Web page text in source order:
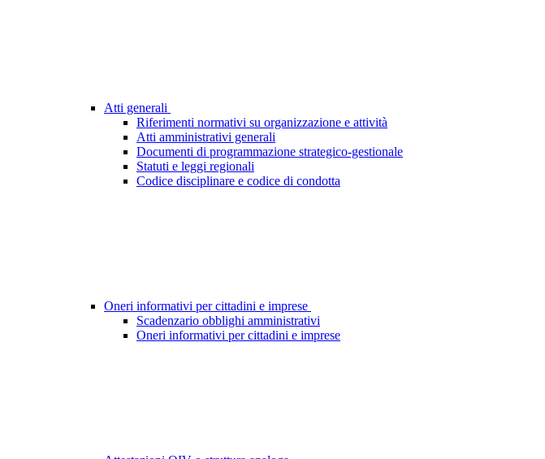
Atti generali
Riferimenti normativi su organizzazione e attività
Atti amministrativi generali
Documenti di programmazione strategico-gestionale
Statuti e leggi regionali
Codice disciplinare e codice di condotta
Oneri informativi per cittadini e imprese
Scadenzario obblighi amministrativi
Oneri informativi per cittadini e imprese